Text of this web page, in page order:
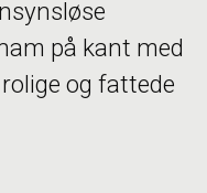
på kant med
og fattede